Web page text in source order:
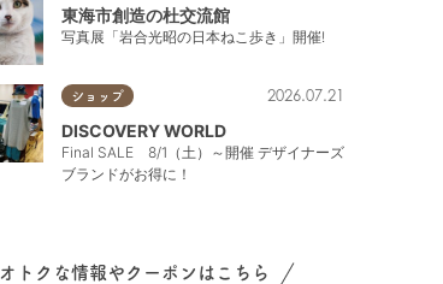
東海市創造の杜交流館
写真展「岩合光昭の日本ねこ歩き」開催!
ショップ 2026.07.21
DISCOVERY WORLD
Final SALE 8/1（土）～開催 デザイナーズ
ブランドがお得に！
オトクな情報やクーポンはこちら